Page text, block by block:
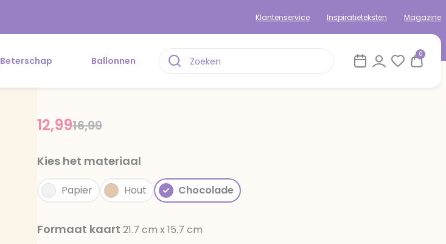
Klantenservice Inspiratieteksten Magazine
Beterschap Ballonnen
0
Price reduced from
16,99to
12,99
Kies het materiaal
Papier Hout Chocolade
Formaat kaart 21.7 cm x 15.7 cm